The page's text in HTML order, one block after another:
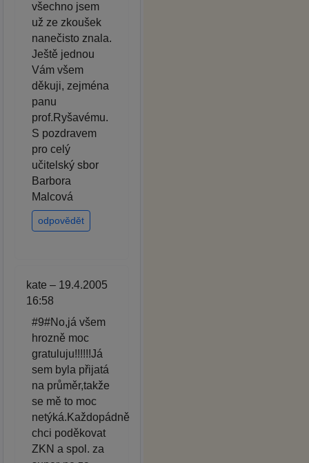
všechno jsem
už ze zkoušek
nanečisto znala.
Ještě jednou
Vám všem
děkuji, zejména
panu
prof.Ryšavému.
S pozdravem
pro celý
učitelský sbor
Barbora
Malcová
odpovědět
kate – 19.4.2005
16:58
#9#No,já všem
hrozně moc
gratuluju!!!!!!Já
sem byla přijatá
na průměr,takže
se mě to moc
netýká.Každopádně
chci poděkovat
ZKN a spol. za